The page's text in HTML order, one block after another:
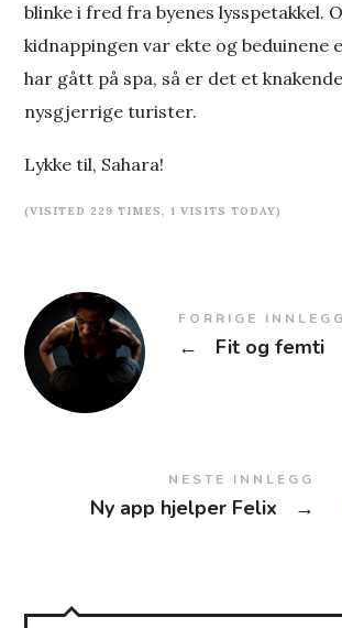
blinke i fred fra byenes lysspetakkel.
kidnappingen var ekte og beduinene
har gått på spa, så er det et
nysgjerrige turister.
Lykke til, Sahara!
(VISITED 229 TIMES, 1 VISITS TODAY)
FORRIGE INNLEGG
← Fit og femti
NESTE INNLEGG
Ny app hjelper Felix →